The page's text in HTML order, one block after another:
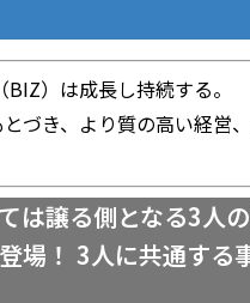
）は成長し持続する。
づき、より質の高い経営
は譲る側となる3人
場！ 3人に共通する